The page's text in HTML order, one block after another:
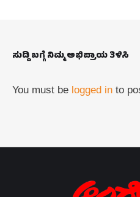
ಸುದ್ದಿ ಬಗ್ಗೆ ನಿಮ್ಮ ಅಭಿಪ್ರಾಯ ತಿಳಿಸಿ
You must be logged in to